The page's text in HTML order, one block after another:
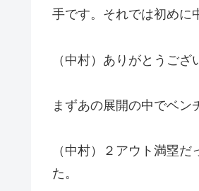
手です。それでは初めに
（中村）ありがとうござ
まずあの展開の中でベン
（中村）２アウト満塁
た。